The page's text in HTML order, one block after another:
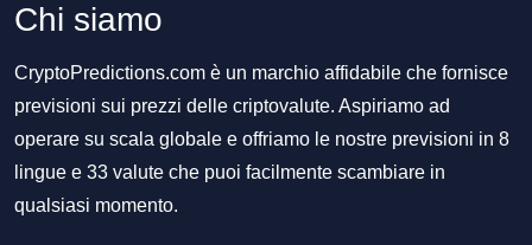
Chi siamo
CryptoPredictions.com è un marchio affidabile che fornisce
previsioni sui prezzi delle criptovalute. Aspiriamo ad
operare su scala globale e offriamo le nostre previsioni in 8
lingue e 33 valute che puoi facilmente scambiare in
qualsiasi momento.